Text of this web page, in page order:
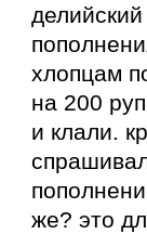
хлопцам
на 200
и клали.
же? это